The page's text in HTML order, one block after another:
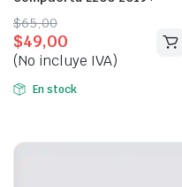
$65,00
Original
price
was:
$65,00.
$49,00
Current
price
is:
$49,00.
(No incluye IVA)
En stock